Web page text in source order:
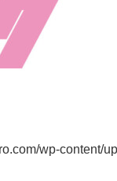
wp-content/